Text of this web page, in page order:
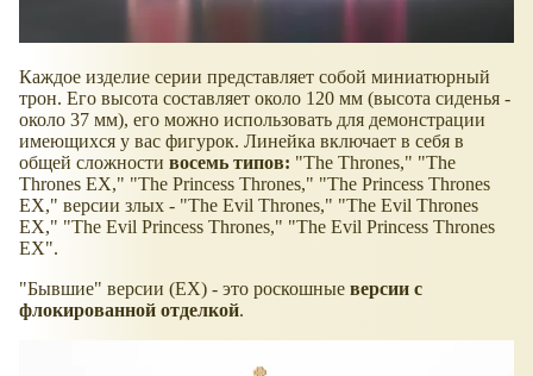
Каждое изделие серии представляет собой миниатюрный
трон. Его высота составляет около 120 мм (высота сиденья -
около 37 мм), его можно использовать для демонстрации
имеющихся у вас фигурок. Линейка включает в себя в
общей сложности восемь типов: "The Thrones," "The
Thrones EX," "The Princess Thrones," "The Princess Thrones
EX," версии злых - "The Evil Thrones," "The Evil Thrones
EX," "The Evil Princess Thrones," "The Evil Princess Thrones
EX".
"Бывшие" версии (EX) - это роскошные версии с
флокированной отделкой.